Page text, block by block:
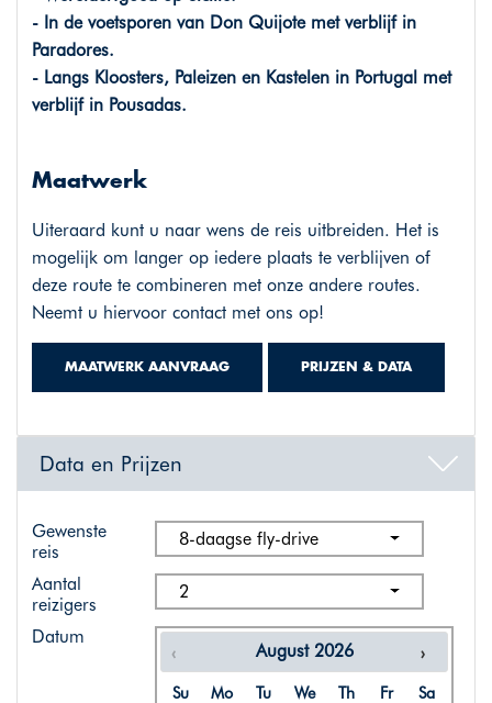
- In de voetsporen van Don Quijote met verblijf in
Paradores.
- Langs Kloosters, Paleizen en Kastelen in Portugal met
verblijf in Pousadas.
Maatwerk
Uiteraard kunt u naar wens de reis uitbreiden. Het is
mogelijk om langer op iedere plaats te verblijven of
deze route te combineren met onze andere routes.
Neemt u hiervoor contact met ons op!
MAATWERK AANVRAAG PRIJZEN & DATA
Data en Prijzen
Gewenste
reis
8-daagse fly-drive
Aantal
reizigers
2
Datum
August 2026
Su Mo Tu We Th Fr
Sa